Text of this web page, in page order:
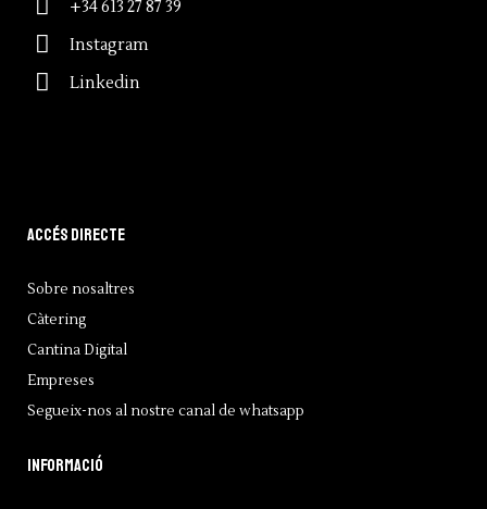
+34 613 27 87 39
Instagram
Linkedin
Accés directe
Sobre nosaltres
Càtering
Cantina Digital
Empreses
Segueix-nos al nostre canal de whatsapp
Informació